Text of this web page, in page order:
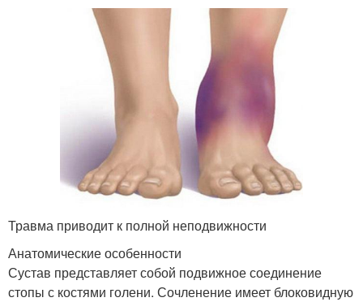
Травма приводит к полной неподвижности
Анатомические особенности
Сустав представляет собой подвижное соединение
стопы с костями голени. Сочленение имеет блоковидную